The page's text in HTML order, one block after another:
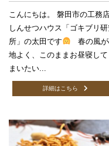
こんにちは。 磐田市の工務店
しんせつハウス「ゴキブリ
所」の太田です
春の風
地よく、このままお昼寝して
まいたい...
詳細はこちら